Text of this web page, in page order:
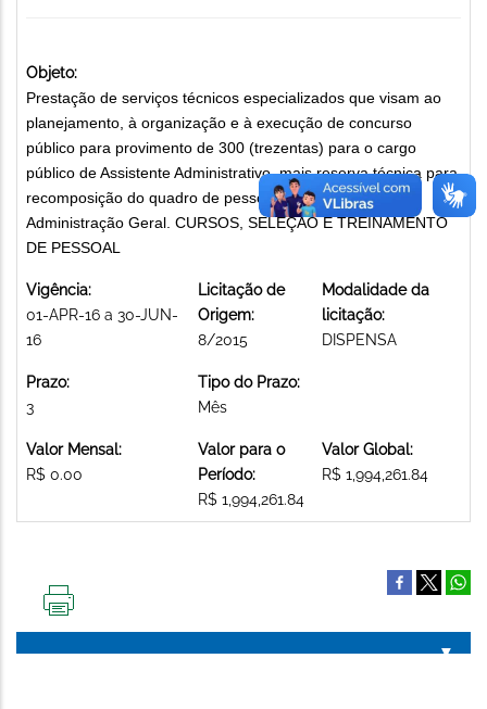
Objeto:
Prestação de serviços técnicos especializados que visam ao
planejamento, à organização e à execução de concurso
público para provimento de 300 (trezentas) para o cargo
público de Assistente Administrativo, mais reserva técnica para
recomposição do quadro de pessoal da carreira da
Administração Geral. CURSOS, SELEÇÃO E TREINAMENTO
DE PESSOAL
Vigência:
01-APR-16 a 30-JUN-
16
Licitação de
Origem:
8/2015
Modalidade da
licitação:
DISPENSA
Prazo:
3
Tipo do Prazo:
Mês
Valor Mensal:
R$ 0.00
Valor para o
Período:
R$ 1,994,261.84
Valor Global:
R$ 1,994,261.84
PÁGINA